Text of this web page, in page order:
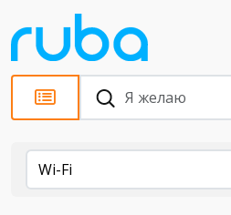
Каталог
Wi-Fi